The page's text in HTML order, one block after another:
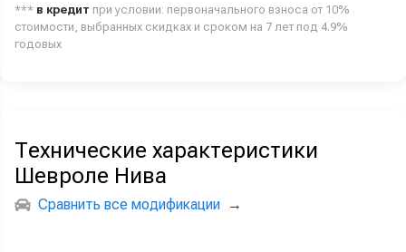
*** в кредит при условии: первоначального взноса от 10%
стоимости, выбранных скидках и сроком на 7 лет под 4.9%
годовых
Технические характеристики
Шевроле Нива
Сравнить все модификации →